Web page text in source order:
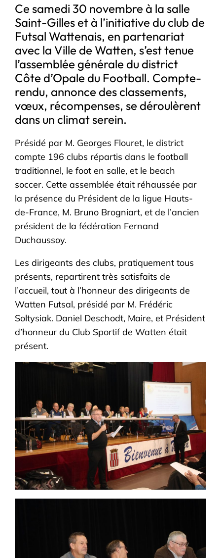
Ce samedi 30 novembre à la salle
Saint-Gilles et à l’initiative du club de
Futsal Wattenais, en partenariat
avec la Ville de Watten, s’est tenue
l’assemblée générale du district
Côte d’Opale du Football. Compte-
rendu, annonce des classements,
vœux, récompenses, se déroulèrent
dans un climat serein.
Présidé par M. Georges Flouret, le district
compte 196 clubs répartis dans le football
traditionnel, le foot en salle, et le beach
soccer. Cette assemblée était réhaussée par
la présence du Président de la ligue Hauts-
de-France, M. Bruno Brogniart, et de l’ancien
président de la fédération Fernand
Duchaussoy.
Les dirigeants des clubs, pratiquement tous
présents, repartirent très satisfaits de
l’accueil, tout à l’honneur des dirigeants de
Watten Futsal, présidé par M. Frédéric
Soltysiak. Daniel Deschodt, Maire, et Président
d’honneur du Club Sportif de Watten était
présent.